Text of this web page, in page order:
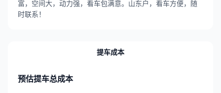
富，空间大，动力强，看车包满意。山东户，看车方便，随
时联系！
提车成本
预估提车总成本